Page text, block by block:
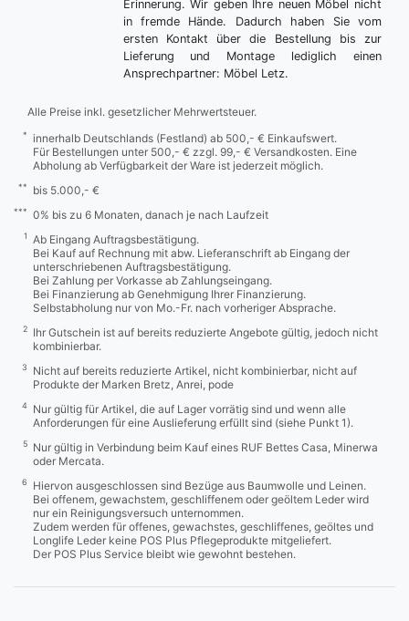
Erinnerung. Wir geben Ihre neuen Möbel nicht
in fremde Hände. Dadurch haben Sie vom
ersten Kontakt über die Bestellung bis zur
Lieferung und Montage lediglich einen
Ansprechpartner: Möbel Letz.
Alle Preise inkl. gesetzlicher Mehrwertsteuer.
*
innerhalb Deutschlands (Festland) ab 500,- € Einkaufswert.
Für Bestellungen unter 500,- € zzgl. 99,- € Versandkosten. Eine
Abholung ab Verfügbarkeit der Ware ist jederzeit möglich.
** bis 5.000,- €
*** 0% bis zu 6 Monaten, danach je nach Laufzeit
1
Ab Eingang Auftragsbestätigung.
Bei Kauf auf Rechnung mit abw. Lieferanschrift ab Eingang der
unterschriebenen Auftragsbestätigung.
Bei Zahlung per Vorkasse ab Zahlungseingang.
Bei Finanzierung ab Genehmigung Ihrer Finanzierung.
Selbstabholung nur von Mo.-Fr. nach vorheriger Absprache.
2
Ihr Gutschein ist auf bereits reduzierte Angebote gültig, jedoch nicht
kombinierbar.
3
Nicht auf bereits reduzierte Artikel, nicht kombinierbar, nicht auf
Produkte der Marken Bretz, Anrei, pode
4
Nur gültig für Artikel, die auf Lager vorrätig sind und wenn alle
Anforderungen für eine Auslieferung erfüllt sind (siehe Punkt 1).
5
Nur gültig in Verbindung beim Kauf eines RUF Bettes Casa, Minerwa
oder Mercata.
6
Hiervon ausgeschlossen sind Bezüge aus Baumwolle und Leinen.
Bei offenem, gewachstem, geschliffenem oder geöltem Leder wird
nur ein Reinigungsversuch unternommen.
Zudem werden für offenes, gewachstes, geschliffenes, geöltes und
Longlife Leder keine POS Plus Pflegeprodukte mitgeliefert.
Der POS Plus Service bleibt wie gewohnt bestehen.